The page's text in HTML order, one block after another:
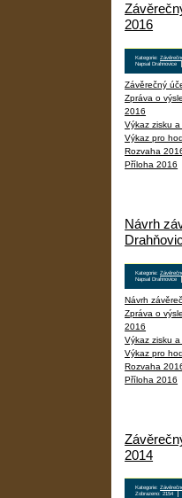
2016
Kategorie:
Napsal Drahnovice
Závěrečný
Zpráva o
2016
Výkaz zisku
Výkaz pro
Rozvaha
Příloha 2016
Návrh
Kategorie:
Napsal Drahnovice
Návrh
Zpráva o
2016
Výkaz zisku
Výkaz pro
Rozvaha
Příloha 2016
2014
Kategorie:
Zobrazeno: 2154